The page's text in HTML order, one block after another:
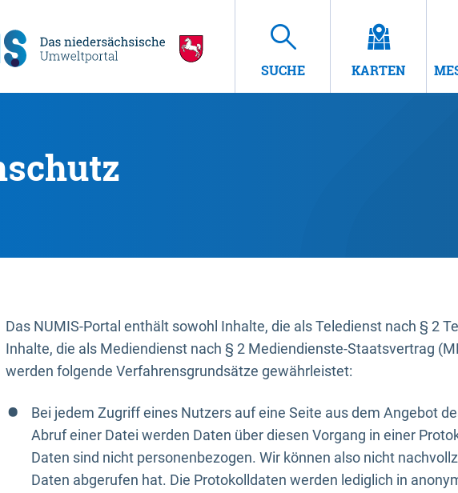
SUCHE KARTEN
Das NUMIS-Portal enthält sowohl Inhalte, die als Teledienst nach § 2
Inhalte, die als Mediendienst nach § 2 Mediendienste-Staatsvertrag
werden folgende Verfahrensgrundsätze gewährleistet:
Bei jedem Zugriff eines Nutzers auf eine Seite aus dem Angebot
Abruf einer Datei werden Daten über diesen Vorgang in einer
Daten sind nicht personenbezogen. Wir können also nicht
Daten abgerufen hat. Die Protokolldaten werden lediglich in